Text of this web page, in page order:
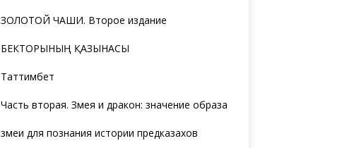
ЗОЛОТОЙ ЧАШИ. Второе издание
БЕКТОРЫНЫҢ ҚАЗЫНАСЫ
Таттимбет
Часть вторая. Змея и дракон: значение образа
змеи для познания истории предказахов